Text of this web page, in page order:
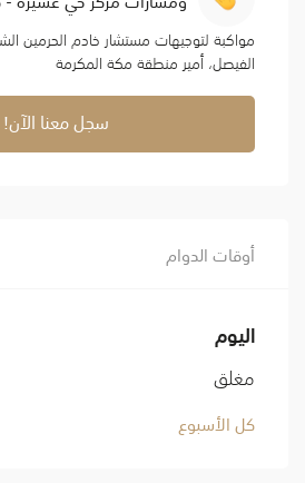
مواكبة لتوجيهات مستشار خادم الحرمين
الفيصل، أمير منطقة مكة المكرمة
سجل معنا الآن!
أوقات الدوام
اليوم
مغلق
كل الأسبوع